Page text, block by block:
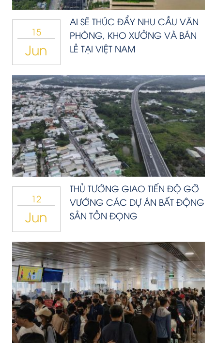
15
Jun
AI SẼ THÚC ĐẨY NHU CẦU VĂN
PHÒNG, KHO XƯỞNG VÀ BÁN
LẺ TẠI VIỆT NAM
12
Jun
THỦ TƯỚNG GIAO TIẾN ĐỘ GỠ
VƯỚNG CÁC DỰ ÁN BẤT ĐỘNG
SẢN TỒN ĐỌNG